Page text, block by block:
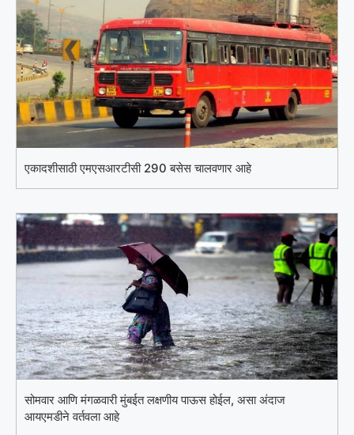
एकादशीसाठी एमएसआरटीसी 290 बसेस चालवणार आहे
सोमवार आणि मंगळवारी मुंबईत लक्षणीय पाऊस होईल, असा अंदाज
आयएमडीने वर्तवला आहे